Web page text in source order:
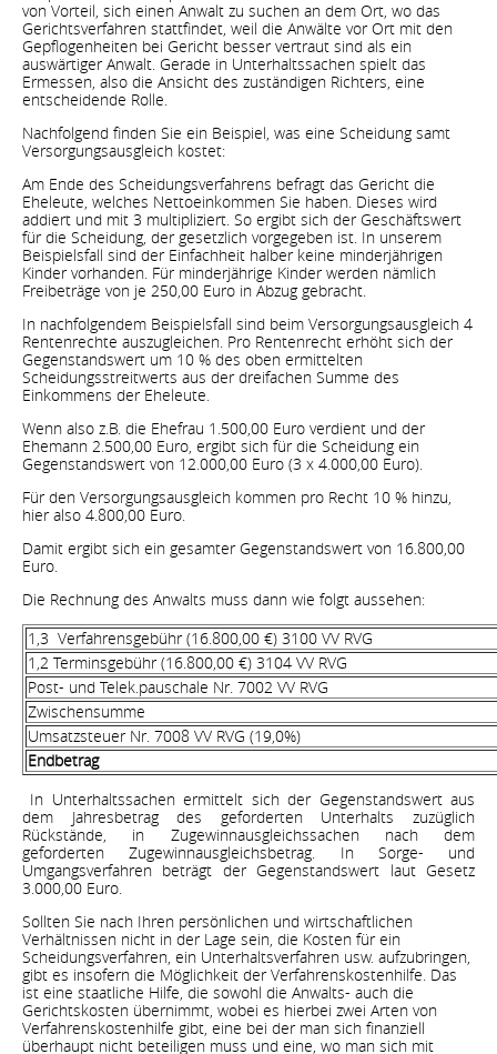
von Vorteil, sich einen Anwalt zu suchen an dem Ort, wo das
Gerichtsverfahren stattfindet, weil die Anwälte vor Ort mit den
Gepflogenheiten bei Gericht besser vertraut sind als ein
auswärtiger Anwalt. Gerade in Unterhaltssachen spielt das
Ermessen, also die Ansicht des zuständigen Richters, eine
entscheidende Rolle.
Nachfolgend finden Sie ein Beispiel, was eine Scheidung samt
Versorgungsausgleich kostet:
Am Ende des Scheidungsverfahrens befragt das Gericht die
Eheleute, welches Nettoeinkommen Sie haben. Dieses wird
addiert und mit 3 multipliziert. So ergibt sich der Geschäftswert
für die Scheidung, der gesetzlich vorgegeben ist. In unserem
Beispielsfall sind der Einfachheit halber keine minderjährigen
Kinder vorhanden. Für minderjährige Kinder werden nämlich
Freibeträge von je 250,00 Euro in Abzug gebracht.
In nachfolgendem Beispielsfall sind beim Versorgungsausgleich 4
Rentenrechte auszugleichen. Pro Rentenrecht erhöht sich der
Gegenstandswert um 10 % des oben ermittelten
Scheidungsstreitwerts aus der dreifachen Summe des
Einkommens der Eheleute.
Wenn also z.B. die Ehefrau 1.500,00 Euro verdient und der
Ehemann 2.500,00 Euro, ergibt sich für die Scheidung ein
Gegenstandswert von 12.000,00 Euro (3 x 4.000,00 Euro).
Für den Versorgungsausgleich kommen pro Recht 10 % hinzu,
hier also 4.800,00 Euro.
Damit ergibt sich ein gesamter Gegenstandswert von 16.800,00
Euro.
Die Rechnung des Anwalts muss dann wie folgt aussehen:
1,3 Verfahrensgebühr (16.800,00 €) 3100 VV RVG
1,2 Terminsgebühr (16.800,00 €) 3104 VV RVG
Post- und Telek.pauschale Nr. 7002 VV RVG
Zwischensumme
Umsatzsteuer Nr. 7008 VV RVG (19,0%)
Endbetrag
In Unterhaltssachen ermittelt sich der Gegenstandswert aus
dem Jahresbetrag des geforderten Unterhalts zuzüglich
Rückstände, in Zugewinnausgleichssachen nach dem
geforderten Zugewinnausgleichsbetrag. In Sorge- und
Umgangsverfahren beträgt der Gegenstandswert laut Gesetz
3.000,00 Euro.
Sollten Sie nach Ihren persönlichen und wirtschaftlichen
Verhältnissen nicht in der Lage sein, die Kosten für ein
Scheidungsverfahren, ein Unterhaltsverfahren usw. aufzubringen,
gibt es insofern die Möglichkeit der Verfahrenskostenhilfe. Das
ist eine staatliche Hilfe, die sowohl die Anwalts- auch die
Gerichtskosten übernimmt, wobei es hierbei zwei Arten von
Verfahrenskostenhilfe gibt, eine bei der man sich finanziell
überhaupt nicht beteiligen muss und eine, wo man sich mit